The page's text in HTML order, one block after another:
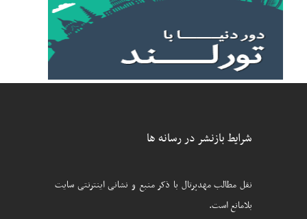
شرایط بازنشر در رسانه ها
نقل مطالب مهدپرتال با ذکر منبع و نشانی اینترنتی سایت
بلامانع است.